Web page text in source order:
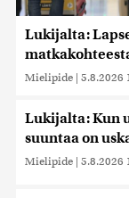
Lukijalta:
Mielipide | 5.8.2026
Lukijalta: Kun
suuntaa on
Mielipide | 5.8.2026